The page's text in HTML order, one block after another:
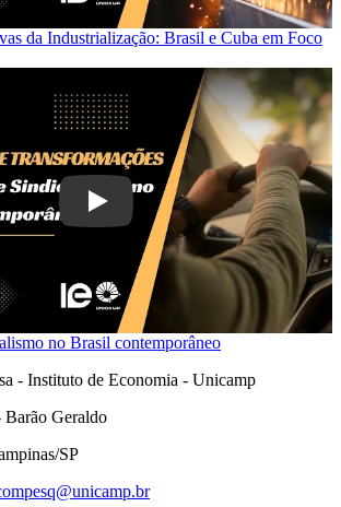
da Industrialização: Brasil e Cuba em Foco
Play
no Brasil contemporâneo
- Instituto de Economia - Unicamp
Barão Geraldo
SP